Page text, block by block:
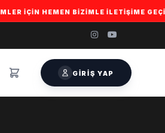
BIZIMLE ILETIŞIME GEÇIN. • 🚀
GIRIŞ YAP